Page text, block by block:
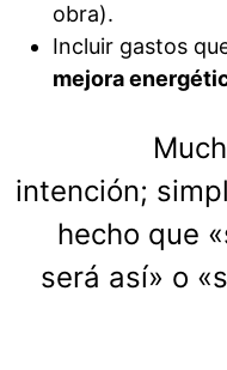
obra).
Incluir gastos
mejora
intención;
hecho que
será así» o